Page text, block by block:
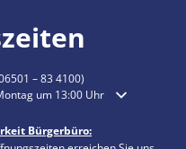
– 83 4100)
Schließzeiten auszublenden
um 13:00 Uhr
Bürgerbüro: